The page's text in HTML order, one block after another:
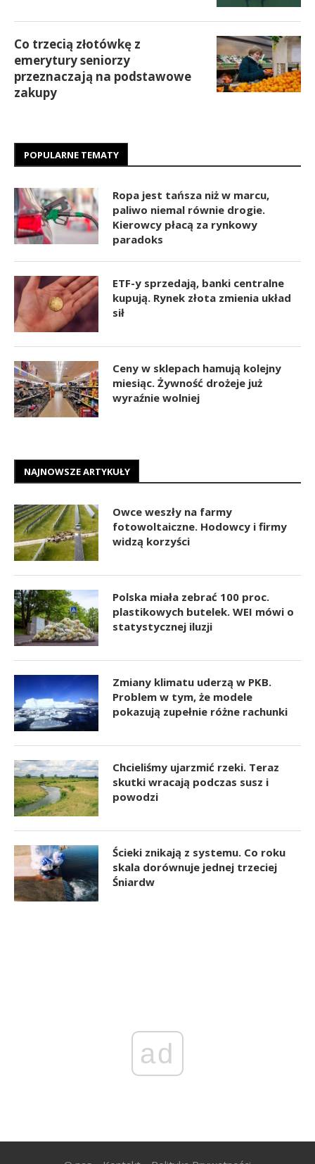
Co trzecią złotówkę z
emerytury seniorzy
przeznaczają na podstawowe
zakupy
POPULARNE TEMATY
Ropa jest tańsza niż w marcu,
paliwo niemal równie drogie.
Kierowcy płacą za rynkowy
paradoks
ETF-y sprzedają, banki centralne
kupują. Rynek złota zmienia układ
sił
Ceny w sklepach hamują kolejny
miesiąc. Żywność drożeje już
wyraźnie wolniej
NAJNOWSZE ARTYKUŁY
Owce weszły na farmy
fotowoltaiczne. Hodowcy i firmy
widzą korzyści
Polska miała zebrać 100 proc.
plastikowych butelek. WEI mówi o
statystycznej iluzji
Zmiany klimatu uderzą w PKB.
Problem w tym, że modele
pokazują zupełnie różne rachunki
Chcieliśmy ujarzmić rzeki. Teraz
skutki wracają podczas susz i
powodzi
Ścieki znikają z systemu. Co roku
skala dorównuje jednej trzeciej
Śniardw
ad